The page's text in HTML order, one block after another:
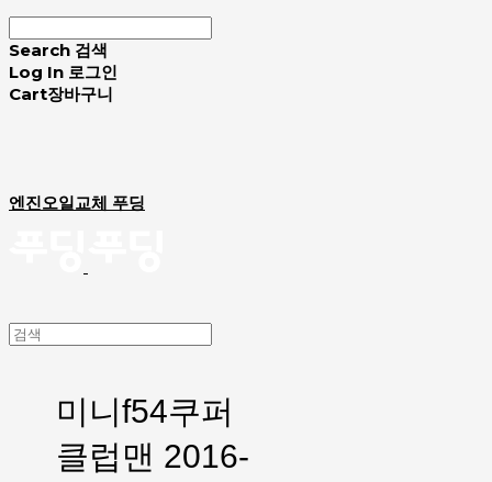
Search 검색
Log In 로그인
Cart장바구니
엔진오일교체 푸딩
미니f54쿠퍼
클럽맨 2016-